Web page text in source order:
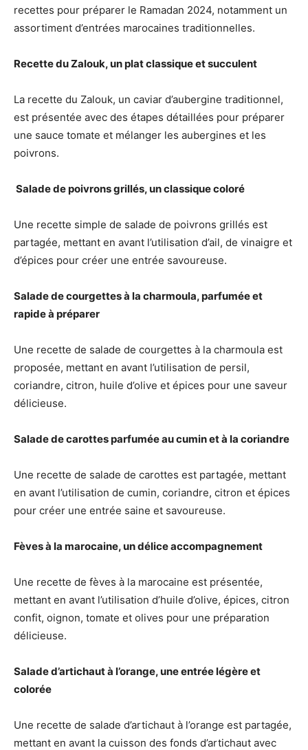
recettes pour préparer le Ramadan 2024, notamment un
assortiment d’entrées marocaines traditionnelles.
Recette du Zalouk, un plat classique et succulent
La recette du Zalouk, un caviar d’aubergine traditionnel,
est présentée avec des étapes détaillées pour préparer
une sauce tomate et mélanger les aubergines et les
poivrons.
️ Salade de poivrons grillés, un classique coloré
Une recette simple de salade de poivrons grillés est
partagée, mettant en avant l’utilisation d’ail, de vinaigre et
d’épices pour créer une entrée savoureuse.
Salade de courgettes à la charmoula, parfumée et
rapide à préparer
Une recette de salade de courgettes à la charmoula est
proposée, mettant en avant l’utilisation de persil,
coriandre, citron, huile d’olive et épices pour une saveur
délicieuse.
Salade de carottes parfumée au cumin et à la coriandre
Une recette de salade de carottes est partagée, mettant
en avant l’utilisation de cumin, coriandre, citron et épices
pour créer une entrée saine et savoureuse.
Fèves à la marocaine, un délice accompagnement
Une recette de fèves à la marocaine est présentée,
mettant en avant l’utilisation d’huile d’olive, épices, citron
confit, oignon, tomate et olives pour une préparation
délicieuse.
Salade d’artichaut à l’orange, une entrée légère et
colorée
Une recette de salade d’artichaut à l’orange est partagée,
mettant en avant la cuisson des fonds d’artichaut avec